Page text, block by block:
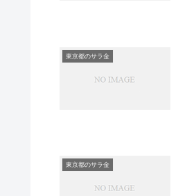
東京都のサラ金
東京都のサラ金